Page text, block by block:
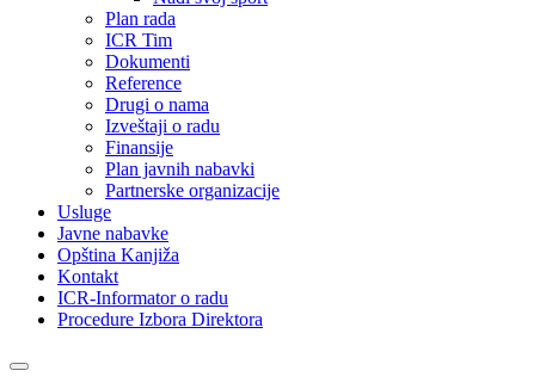
Plan rada
ICR Tim
Dokumenti
Reference
Drugi o nama
Izveštaji o radu
Finansije
Plan javnih nabavki
Partnerske organizacije
Usluge
Javne nabavke
Opština Kanjiža
Kontakt
ICR-Informator o radu
Procedure Izbora Direktora